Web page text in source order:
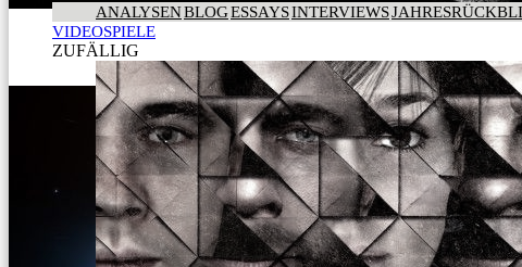
ANALYSENBLOGESSAYSINTERVIEWS
VIDEOSPIELE
ZUFÄLLIG